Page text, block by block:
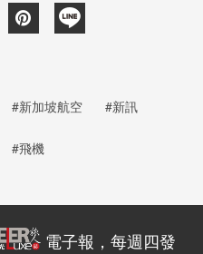
#新加坡航空 #新訊
#飛機
電子報，每週四發